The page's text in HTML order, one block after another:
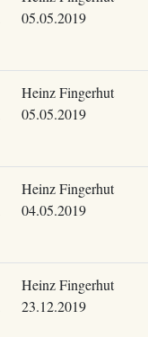
05.05.2019
Heinz Fingerhut
05.05.2019
Heinz Fingerhut
04.05.2019
Heinz Fingerhut
23.12.2019